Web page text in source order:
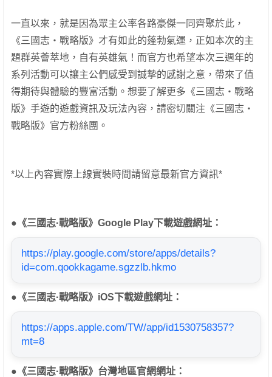
一直以來，就是因為眾主公率各路豪傑一同齊聚於此，
《三國志・戰略版》才有如此的蓬勃氣運，正如本次的主
題群英薈萃地，自有英雄氣！而官方也希望本次三週年的
系列活動可以讓主公們感受到誠摯的感謝之意，帶來了值
得期待與體驗的豐富活動。想要了解更多《三國志・戰略
版》手遊的遊戲資訊及玩法內容，請密切關注《三國志・
戰略版》官方粉絲團。
*以上內容實際上線實裝時間請留意最新官方資訊*
● 《三國志·戰略版》 Google Play下載遊戲網址：
https://play.google.com/store/apps/details?
id=com.qookkagame.sgzzlb.hkmo
● 《三國志·戰略版》 iOS下載遊戲網址：
https://apps.apple.com/TW/app/id1530758357?
mt=8
● 《三國志·戰略版》台灣地區官網網址：